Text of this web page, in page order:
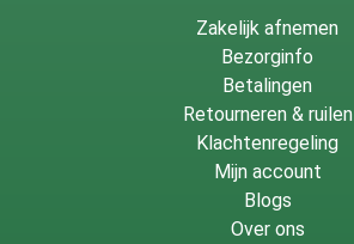
Zakelijk afnemen
Bezorginfo
Betalingen
Retourneren & ruilen
Klachtenregeling
Mijn account
Blogs
Over ons